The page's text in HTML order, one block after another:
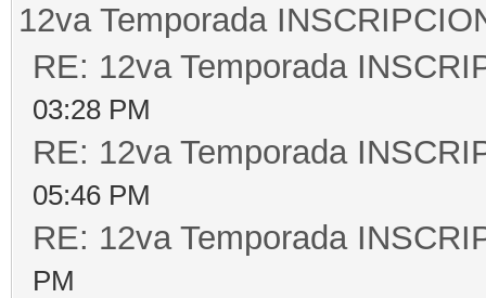
12va Temporada
RE: 12va Temporada
03:28 PM
RE: 12va Temporada
05:46 PM
RE: 12va Temporada
PM